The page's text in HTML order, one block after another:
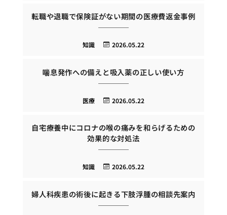
転職や退職で保険証がない期間の医療費返金事例
2026.05.22
知識
喘息発作への備えと吸入薬の正しい使い方
2026.05.22
医療
自宅療養中にコロナの喉の痛みを和らげるための
効果的な対処法
2026.05.22
知識
婦人科疾患の術後に起きる下肢浮腫の相談先案内